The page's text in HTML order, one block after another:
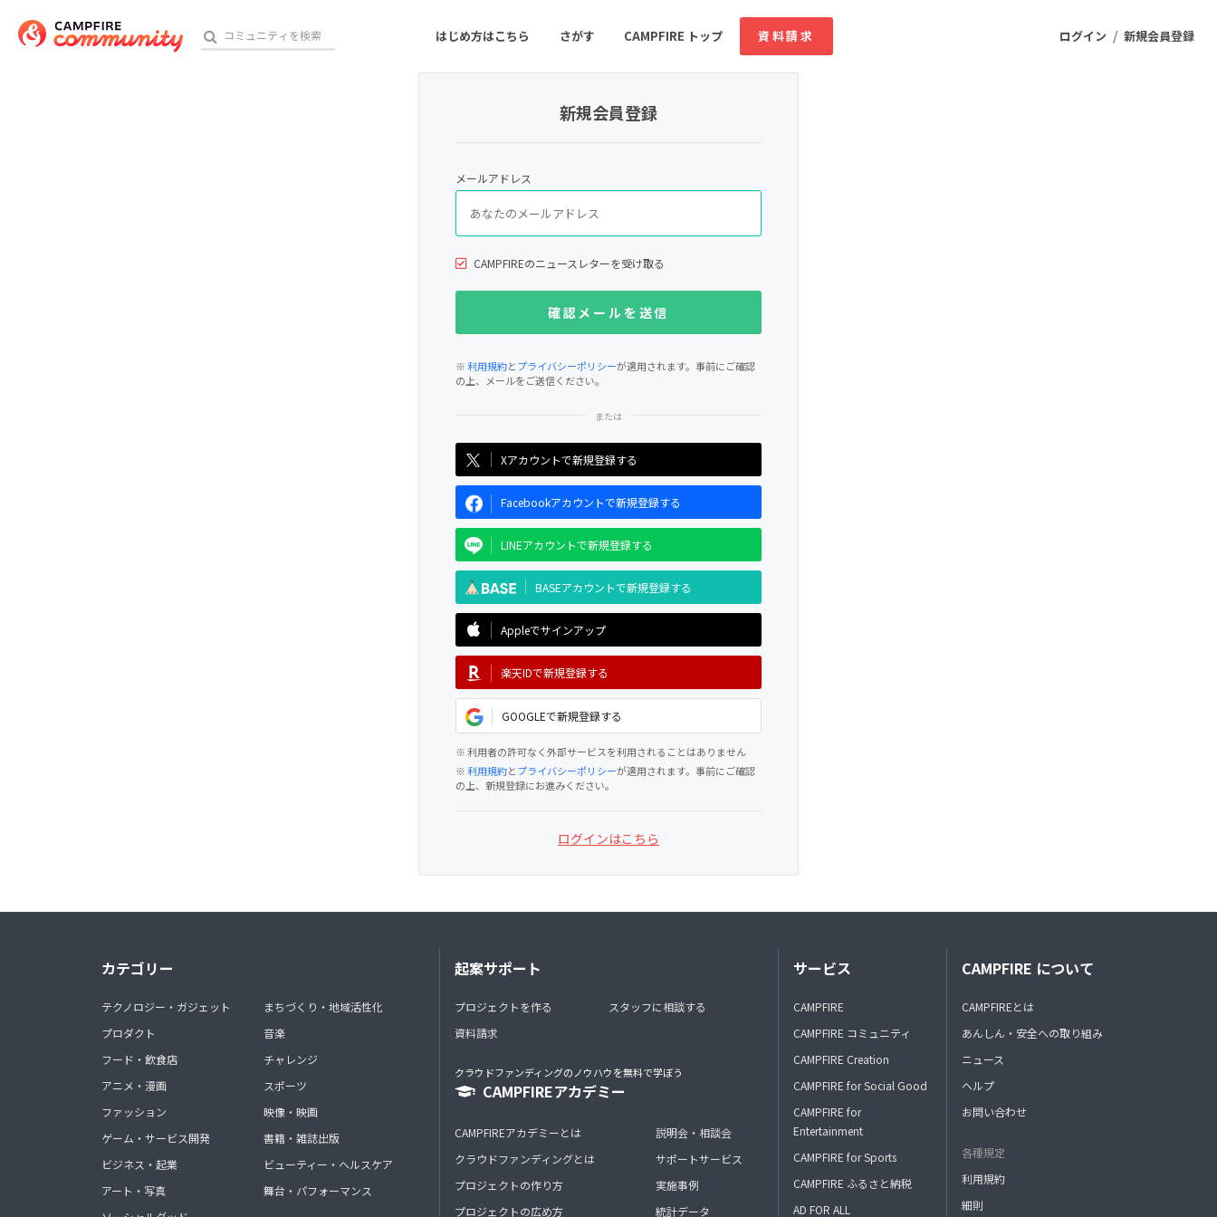
ログイン / 新規会員登録
はじめ方はこちら さがす CAMPFIRE トップ 資料請求
ゲーム・サービス開発
書籍・雑誌出版 アニメ・漫画
ソーシャルグッド ビューティー・ヘルスケア
新規会員登録
メールアドレス
CAMPFIREのニュースレターを受け取る
※利用規約とプライバシーポリシーが適用されます。事前にご確認
の上、メールをご送信ください。
Xアカウントで新規登録する
Facebookアカウントで新規登録する
LINEアカウントで新規登録する
BASEアカウントで新規登録する
Appleでサインアップ
楽天IDで新規登録する
GOOGLEで新規登録する
※ 利用者の許可なく外部サービスを利用されることはありません
※利用規約とプライバシーポリシーが適用されます。事前にご確認
の上、新規登録にお進みください。
ログインはこちら
カテゴリー
テクノロジー・ガジェット
プロダクト
フード・飲食店
アニメ・漫画
ファッション
ゲーム・サービス開発
ビジネス・起業
アート・写真
まちづくり・地域活性化
音楽
チャレンジ
スポーツ
映像・映画
書籍・雑誌出版
ビューティー・ヘルスケア
舞台・パフォーマンス
起案サポート
プロジェクトを作る
資料請求
スタッフに相談する
クラウドファンディングのノウハウを無料で学ぼう
CAMPFIREアカデミー
CAMPFIREアカデミーとは
クラウドファンディングとは
プロジェクトの作り方
プロジェクトの広め方
説明会・相談会
サポートサービス
実施事例
統計データ
サービス
CAMPFIRE
CAMPFIRE コミュニティ
CAMPFIRE Creation
CAMPFIRE for Social Good
CAMPFIRE for
Entertainment
CAMPFIRE for Sports
CAMPFIRE ふるさと納税
AD FOR ALL
CAMPFIRE について
CAMPFIREとは
あんしん・安全への取り組み
ニュース
ヘルプ
お問い合わせ
各種規定
利用規約
細則